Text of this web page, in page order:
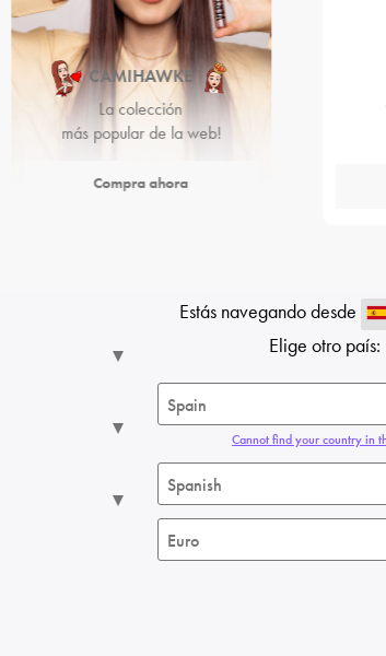
CAMIHAWKE
La colección
más popular de la web!
Compra ahora
Estás navegando desde
Elige otro país:
Cannot find your country in